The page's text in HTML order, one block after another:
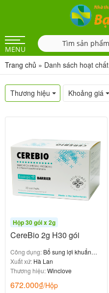
MENU
Trang chủ » Danh sách hoạt chất
Thương hiệu Khoảng giá
Hộp 30 gói x 2g
CereBio 2g H30 gói
Công dụng: Bổ sung lợi khuẩn
đường ruột
Xuất xứ: Hà Lan
Thương hiệu:Winclove
672.000₫/Hộp